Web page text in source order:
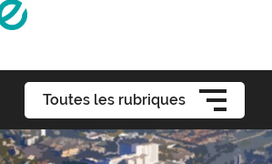
Toutes les rubriques